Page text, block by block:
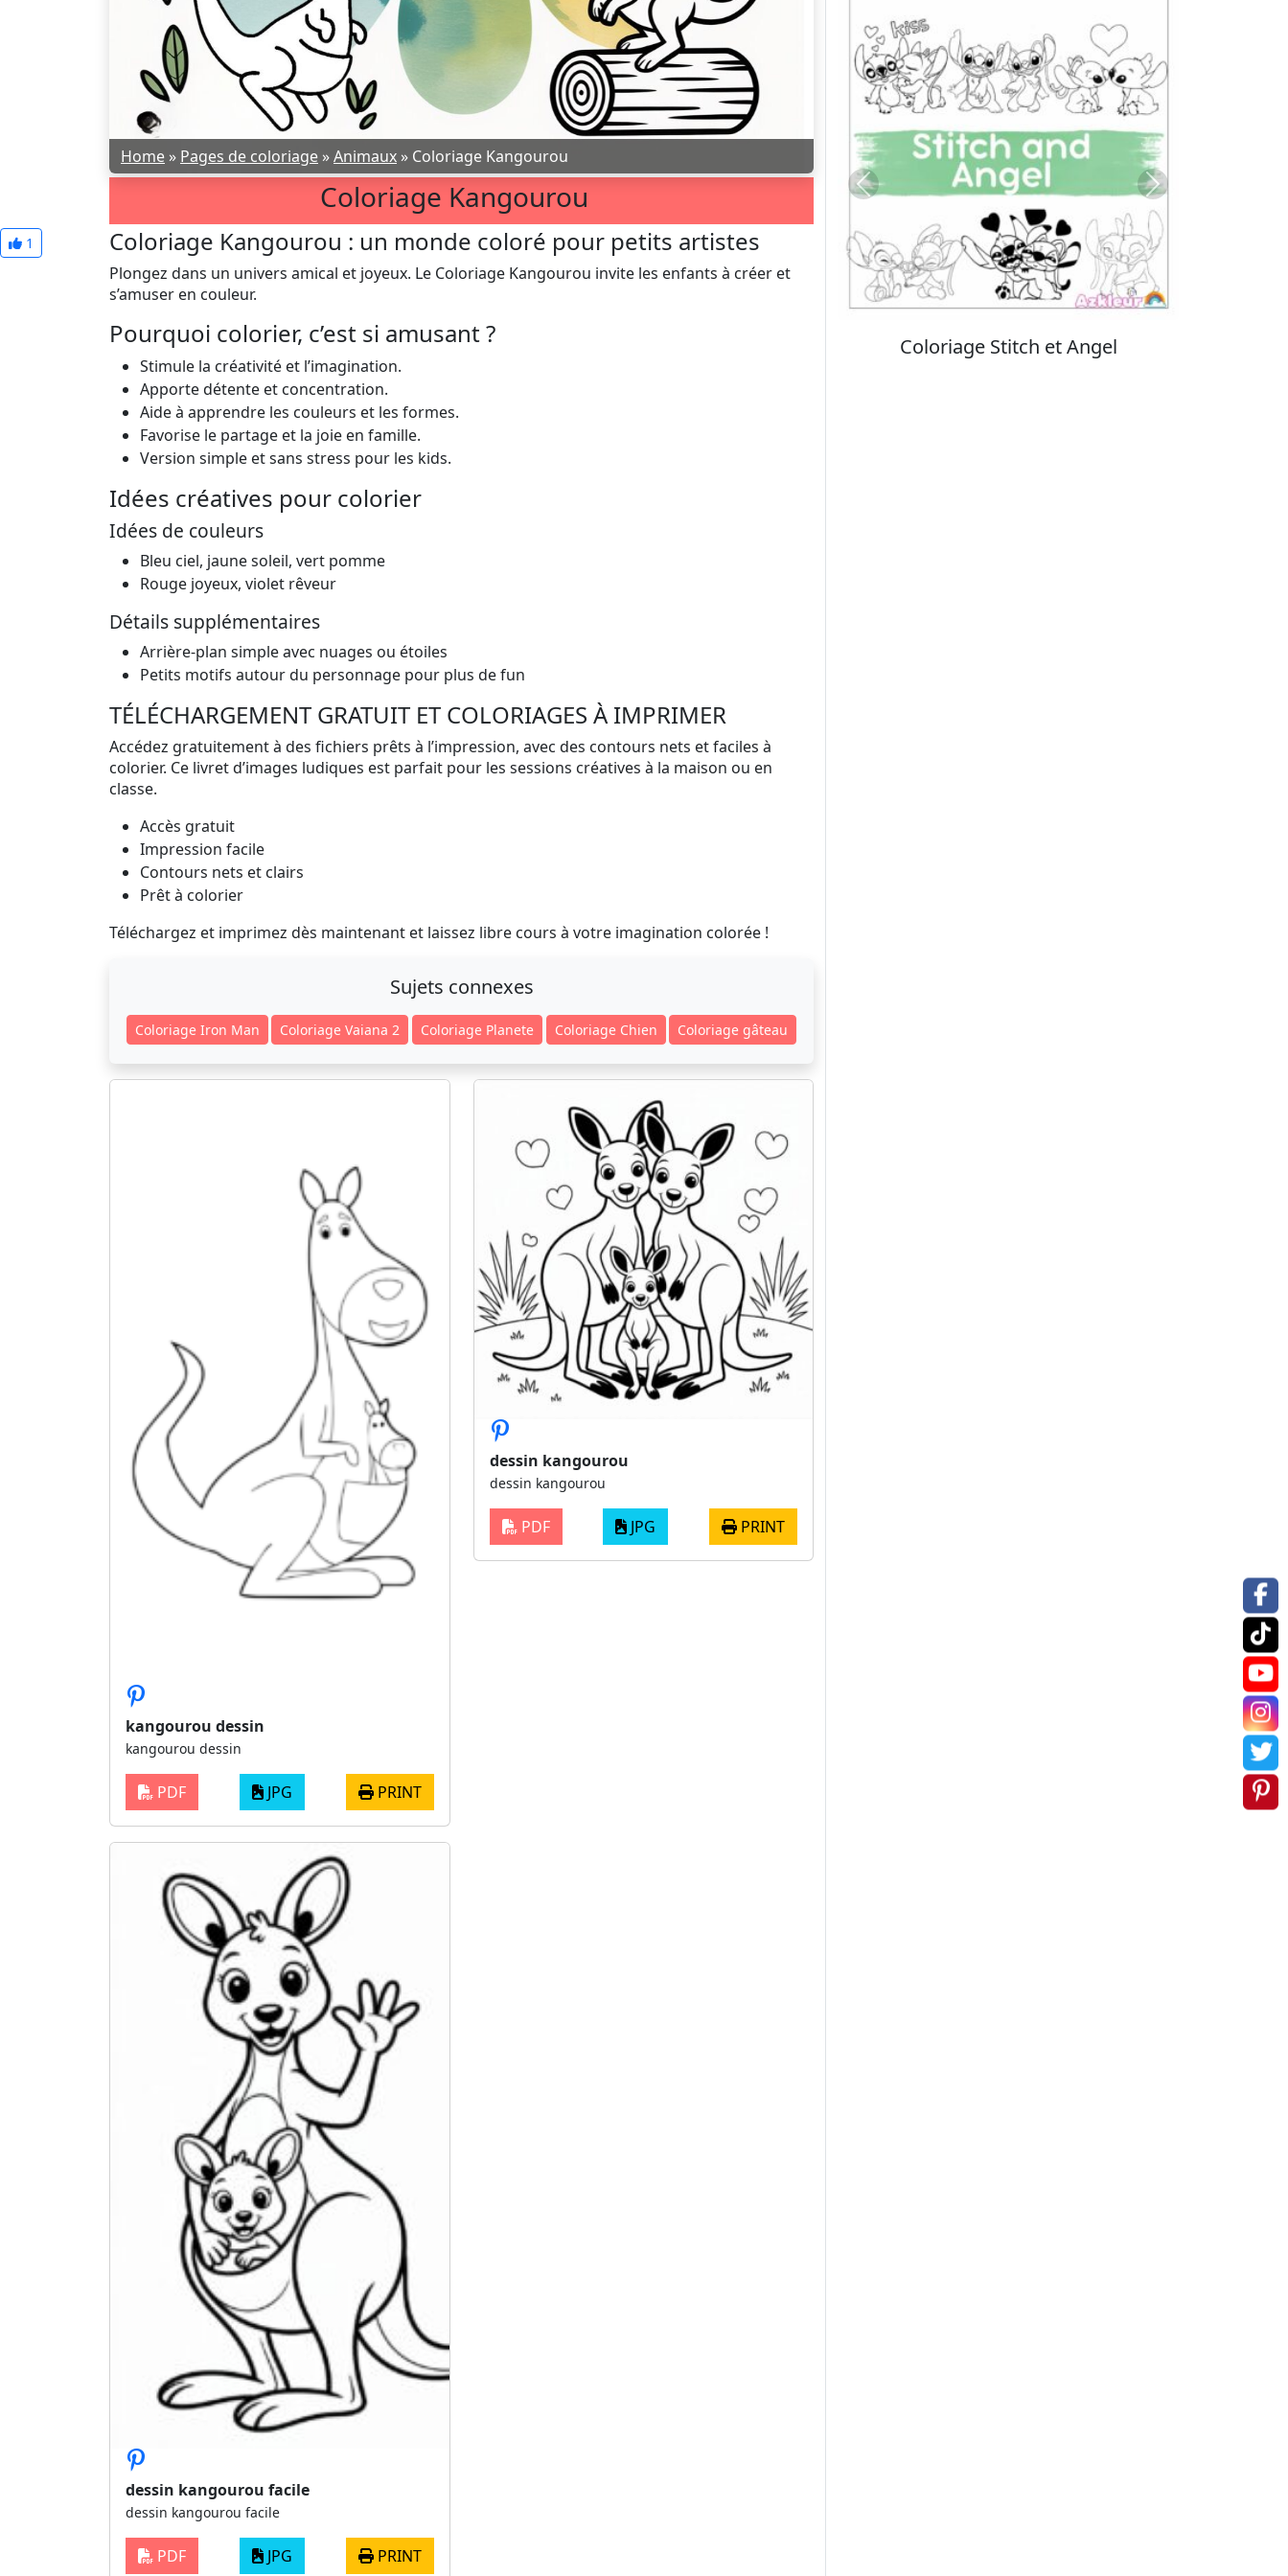
Home » Pages de coloriage »Animaux » Coloriage Kangourou
Coloriage Kangourou
1 Coloriage Kangourou : un monde coloré pour petits artistes
Plongez dans un univers amical et joyeux. Le Coloriage Kangourou invite les enfants à créer et
s’amuser en couleur.
Pourquoi colorier, c’est si amusant ?
Stimule la créativité et l’imagination.
Apporte détente et concentration.
Aide à apprendre les couleurs et les formes.
Favorise le partage et la joie en famille.
Version simple et sans stress pour les kids.
Idées créatives pour colorier
Idées de couleurs
Bleu ciel, jaune soleil, vert pomme
Rouge joyeux, violet rêveur
Détails supplémentaires
Arrière-plan simple avec nuages ou étoiles
Petits motifs autour du personnage pour plus de fun
TÉLÉCHARGEMENT GRATUIT ET COLORIAGES À IMPRIMER
Accédez gratuitement à des fichiers prêts à l’impression, avec des contours nets et faciles à
colorier. Ce livret d’images ludiques est parfait pour les sessions créatives à la maison ou en
classe.
Accès gratuit
Impression facile
Contours nets et clairs
Prêt à colorier
Téléchargez et imprimez dès maintenant et laissez libre cours à votre imagination colorée !
Sujets connexes
Coloriage Iron Man Coloriage Vaiana 2 Coloriage Planete Coloriage Chien Coloriage gâteau
kangourou dessin
kangourou dessin
PDF JPG PRINT
dessin kangourou
dessin kangourou
PDF JPG PRINT
dessin kangourou facile
dessin kangourou facile
PDF JPG PRINT
Coloriage Stitch
Previous Next